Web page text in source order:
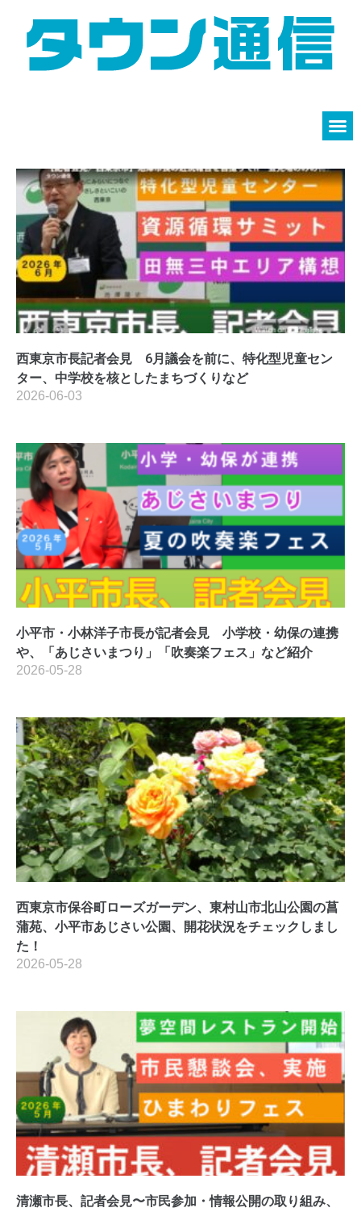
西東京市長記者会見 6月議会を前に、特化型児童セン
ター、中学校を核としたまちづくりなど
2026-06-03
小平市・小林洋子市長が記者会見 小学校・幼保の連携
や、「あじさいまつり」「吹奏楽フェス」など紹介
2026-05-28
西東京市保谷町ローズガーデン、東村山市北山公園の菖
蒲苑、小平市あじさい公園、開花状況をチェックしまし
た！
2026-05-28
清瀬市長、記者会見〜市民参加・情報公開の取り組み、